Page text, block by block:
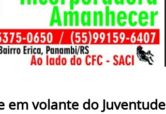
em volante do Juventude